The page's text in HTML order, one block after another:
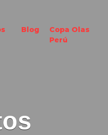
Blog
Copa Olas
Perú